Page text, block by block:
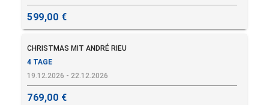
599,00 €
CHRISTMAS MIT ANDRÉ RIEU
4 TAGE
19.12.2026 - 22.12.2026
769,00 €